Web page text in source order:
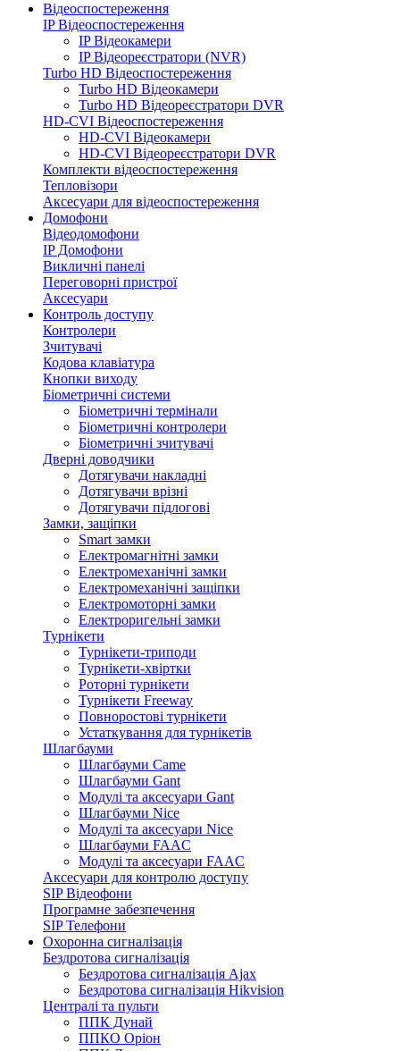
Відеоспостереження
IP Відеоспостереження
IP Відеокамери
IP Відеореєстратори (NVR)
Turbo HD Відеоспостереження
Turbo HD Відеокамери
Turbo HD Відеореєстратори DVR
HD-CVI Відеоспостереження
HD-CVI Відеокамери
HD-CVI Відеореєстратори DVR
Комплекти відеоспостереження
Тепловізори
Аксесуари для відеоспостереження
Домофони
Відеодомофони
IP Домофони
Викличні панелі
Переговорні пристрої
Аксесуари
Контроль доступу
Контролери
Зчитувачі
Кодова клавіатура
Кнопки виходу
Біометричні системи
Біометричні термінали
Біометричні контролери
Біометричні зчитувачі
Дверні доводчики
Дотягувачи накладні
Дотягувачи врізні
Дотягувачи підлогові
Замки, защіпки
Smart замки
Електромагнітні замки
Електромеханічні замки
Електромеханічні защіпки
Електромоторні замки
Електроригельні замки
Турнікети
Турнікети-триподи
Турнікети-хвіртки
Роторні турнікети
Турнікети Freeway
Повноростові турнікети
Устаткування для турнікетів
Шлагбауми
Шлагбауми Came
Шлагбауми Gant
Модулі та аксесуари Gant
Шлагбауми Nice
Модулі та аксесуари Nice
Шлагбауми FAAC
Модулі та аксесуари FAAC
Аксесуари для контролю доступу
SIP Відеофони
Програмне забезпечення
SIP Телефони
Охоронна сигналізація
Бездротова сигналізація
Бездротова сигналізація Ajax
Бездротова сигналізація Hikvision
Централі та пульти
ППК Дунай
ППКО Оріон